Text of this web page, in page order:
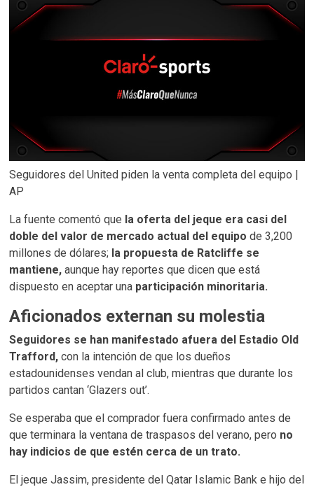
Seguidores del United piden la venta completa del equipo |
AP
La fuente comentó que la oferta del jeque era casi del
doble del valor de mercado actual del equipo de 3,200
millones de dólares; la propuesta de Ratcliffe se
mantiene, aunque hay reportes que dicen que está
dispuesto en aceptar una participación minoritaria.
Aficionados externan su molestia
Seguidores se han manifestado afuera del Estadio Old
Trafford, con la intención de que los dueños
estadounidenses vendan al club, mientras que durante los
partidos cantan ‘Glazers out’.
Se esperaba que el comprador fuera confirmado antes de
que terminara la ventana de traspasos del verano, pero no
hay indicios de que estén cerca de un trato.
El jeque Jassim, presidente del Qatar Islamic Bank e hijo del